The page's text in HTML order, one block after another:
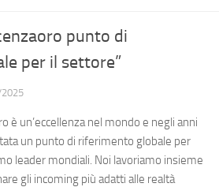
punto di
per il settore”
è un’eccellenza nel mondo e negli anni
un punto di riferimento globale per
leader mondiali. Noi lavoriamo insieme
gli incoming più adatti alle realtà